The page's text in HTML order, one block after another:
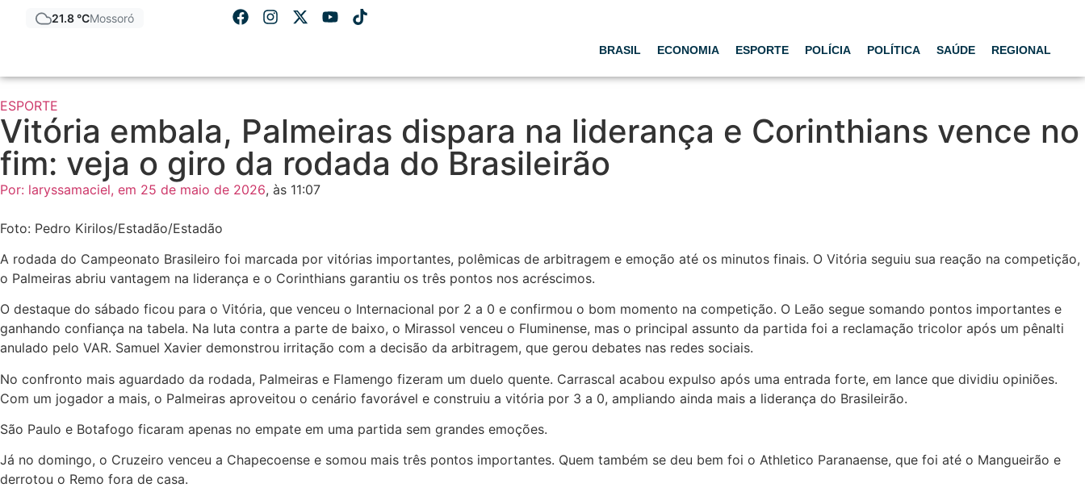
21.8 °CMossoró
BRASIL ECONOMIA ESPORTE POLÍCIA POLÍTICA SAÚDE REGIONAL
ESPORTE
Vitória embala, Palmeiras dispara na liderança e Corinthians vence no
fim: veja o giro da rodada do Brasileirão
Por: laryssamaciel, em 25 de maio de 2026, às 11:07
Foto: Pedro Kirilos/Estadão/Estadão
A rodada do Campeonato Brasileiro foi marcada por vitórias importantes, polêmicas de arbitragem e emoção até os minutos finais. O Vitória seguiu sua reação na competição,
o Palmeiras abriu vantagem na liderança e o Corinthians garantiu os três pontos nos acréscimos.
O destaque do sábado ficou para o Vitória, que venceu o Internacional por 2 a 0 e confirmou o bom momento na competição. O Leão segue somando pontos importantes e
ganhando confiança na tabela. Na luta contra a parte de baixo, o Mirassol venceu o Fluminense, mas o principal assunto da partida foi a reclamação tricolor após um pênalti
anulado pelo VAR. Samuel Xavier demonstrou irritação com a decisão da arbitragem, que gerou debates nas redes sociais.
No confronto mais aguardado da rodada, Palmeiras e Flamengo fizeram um duelo quente. Carrascal acabou expulso após uma entrada forte, em lance que dividiu opiniões.
Com um jogador a mais, o Palmeiras aproveitou o cenário favorável e construiu a vitória por 3 a 0, ampliando ainda mais a liderança do Brasileirão.
São Paulo e Botafogo ficaram apenas no empate em uma partida sem grandes emoções.
Já no domingo, o Cruzeiro venceu a Chapecoense e somou mais três pontos importantes. Quem também se deu bem foi o Athletico Paranaense, que foi até o Mangueirão e
derrotou o Remo fora de casa.